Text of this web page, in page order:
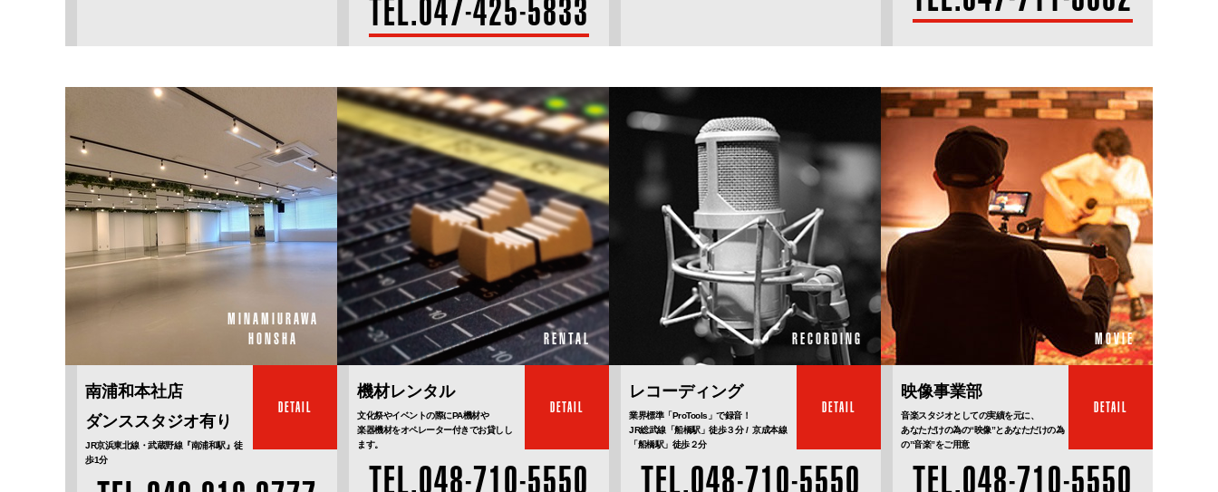
TEL.047-425-5833
MINAMIURAWA
HONSHA
南浦和本社店
ダンススタジオ有り
JR京浜東北線・武蔵野線『南浦和駅』徒
歩1分
DETAIL
RENTAL
機材レンタル
文化祭やイベントの際にPA機材や
楽器機材をオペレーター付きでお貸しし
ます。
DETAIL
TEL.048-710-5550
RECORDING
レコーディング
業界標準「ProTools」で録音！
JR総武線「船橋駅」徒歩３分 / 京成本線
「船橋駅」徒歩２分
DETAIL
TEL.048-710-5550
MOVIE
映像事業部
音楽スタジオとしての実績を元に、
あなただけの為の“映像”とあなただけの為
の”音楽”をご用意
DETAIL
TEL.048-710-5550